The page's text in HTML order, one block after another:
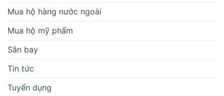
Mua hộ hàng nước ngoài
Mua hộ mỹ phẩm
Sân bay
Tin tức
Tuyển dụng